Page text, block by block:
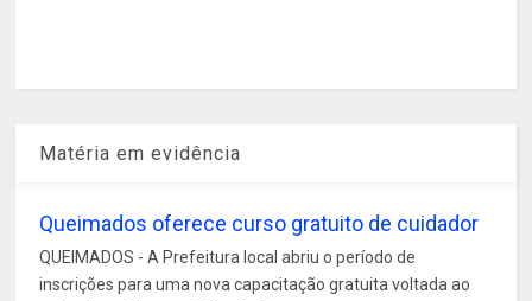
Matéria em evidência
Queimados oferece curso gratuito de cuidador
QUEIMADOS - A Prefeitura local abriu o período de
inscrições para uma nova capacitação gratuita voltada ao